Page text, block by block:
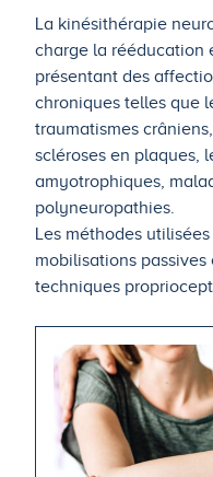
La kinésithérapie
charge la rééducation
présentant des
chroniques telles que
traumatismes
scléroses en plaques,
amyotrophiques,
polyneuropathies.
Les méthodes
mobilisations
techniques